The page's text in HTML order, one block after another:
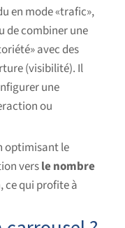
en mode «trafic»,
de combiner une
avec des
(visibilité). Il
une
ou
optimisant le
versle nombre
ce qui profite à